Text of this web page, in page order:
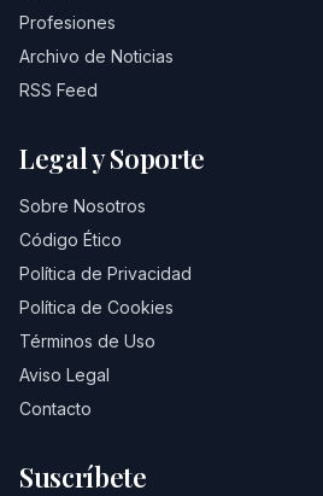
Profesiones
Archivo de Noticias
RSS Feed
Legal y Soporte
Sobre Nosotros
Código Ético
Política de Privacidad
Política de Cookies
Términos de Uso
Aviso Legal
Contacto
Suscríbete